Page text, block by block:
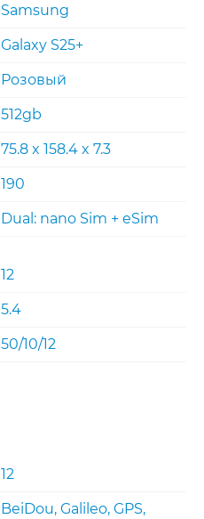
Samsung
Galaxy S25+
Розовый
512gb
75.8 x 158.4 x 7.3
190
Dual: nano Sim + eSim
12
5.4
50/10/12
12
BeiDou, Galileo, GPS,